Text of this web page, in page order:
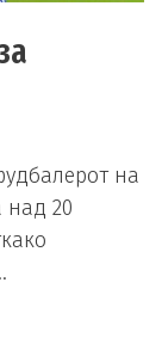
на
над 20